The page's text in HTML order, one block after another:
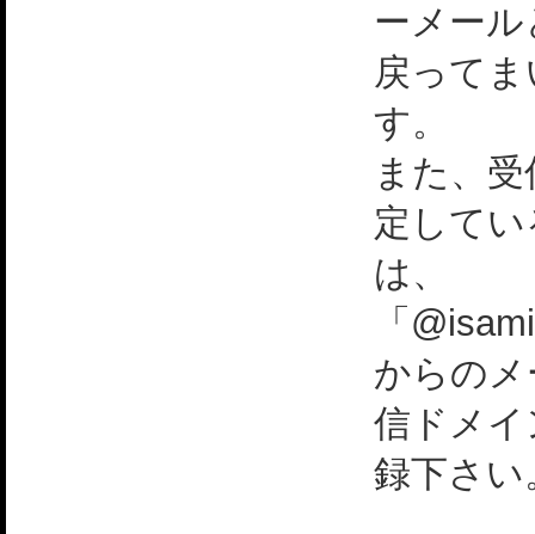
ーメー
戻って
す。
また、
定して
は、
「
からの
信ドメ
録下さい